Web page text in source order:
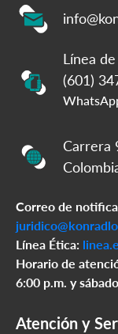
Línea
(601)
Carrera
Correo de
Línea Ética:
Horario de
6:00 p.m. y
Atención y